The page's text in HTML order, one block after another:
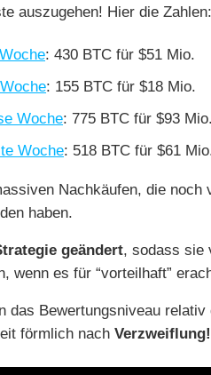
auszugehen! Hier die Zahlen:
: 430 BTC für $51 Mio.
: 155 BTC für $18 Mio.
Woche: 775 BTC für $93 Mio.
Woche: 518 BTC für $61
Nachkäufen, die noch
haben.
geändert, sodass sie
wenn es für “vorteilhaft”
das Bewertungsniveau relativ
förmlich nach Verzweiflung!